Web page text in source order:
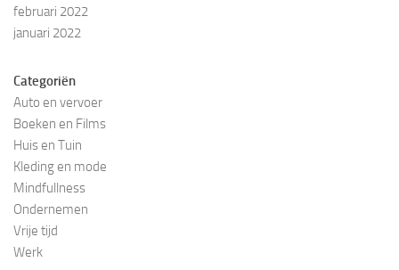
februari 2022
januari 2022
Categoriën
Auto en vervoer
Boeken en Films
Huis en Tuin
Kleding en mode
Mindfullness
Ondernemen
Vrije tijd
Werk